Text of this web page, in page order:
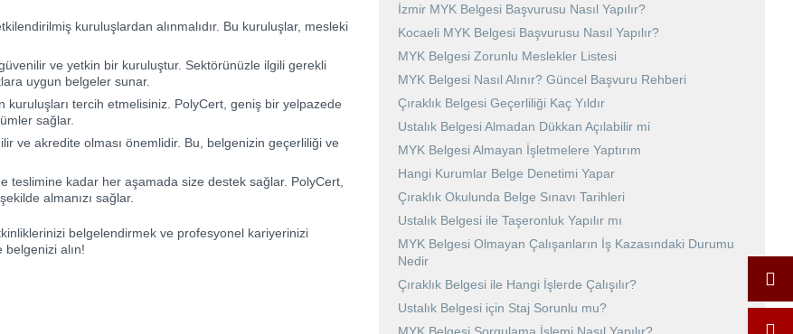
kuruluşlardan alınmalıdır. Bu kuruluşlar, mesleki
ve yetkin bir kuruluştur. Sektörünüzle ilgili gerekli
uygun belgeler sunar.
kuruluşları tercih etmelisiniz. PolyCert, geniş bir yelpazede
sağlar.
ve akredite olması önemlidir. Bu, belgenizin geçerliliği ve
teslimine kadar her aşamada size destek sağlar. PolyCert,
almanızı sağlar.
belgelendirmek ve profesyonel kariyerinizi
alın!
İzmir MYK Belgesi Başvurusu Nasıl Yapılır?
Kocaeli MYK Belgesi Başvurusu Nasıl Yapılır?
MYK Belgesi Zorunlu Meslekler Listesi
MYK Belgesi Nasıl Alınır? Güncel Başvuru Rehberi
Çıraklık Belgesi Geçerliliği Kaç Yıldır
Ustalık Belgesi Almadan Dükkan Açılabilir mi
MYK Belgesi Almayan İşletmelere Yaptırım
Hangi Kurumlar Belge Denetimi Yapar
Çıraklık Okulunda Belge Sınavı Tarihleri
Ustalık Belgesi ile Taşeronluk Yapılır mı
MYK Belgesi Olmayan Çalışanların İş Kazasındaki Durumu
Nedir
Çıraklık Belgesi ile Hangi İşlerde Çalışılır?
Ustalık Belgesi için Staj Sorunlu mu?